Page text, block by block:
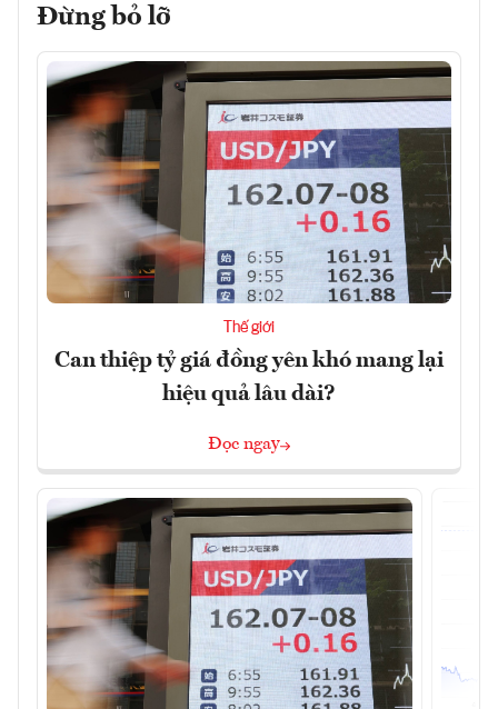
Đừng bỏ lỡ
Thế giới
Can thiệp tỷ giá đồng yên khó mang lại
hiệu quả lâu dài?
Đọc ngay